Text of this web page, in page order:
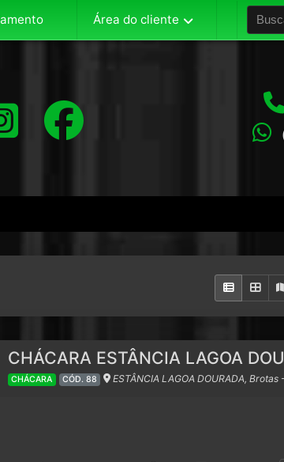
Área do cliente
CHÁCARA ESTÂNCIA LAGOA
CHÁCARA CÓD. 88 ESTÂNCIA LAGOA DOURADA, Brotas